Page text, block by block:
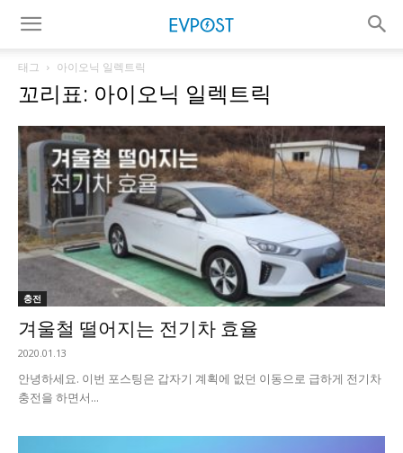
태그 아이오닉 일렉트릭
꼬리표: 아이오닉 일렉트릭
충전
겨울철 떨어지는 전기차 효율
2020.01.13
안녕하세요. 이번 포스팅은 갑자기 계획에 없던 이동으로 급하게 전기차
충전을 하면서...